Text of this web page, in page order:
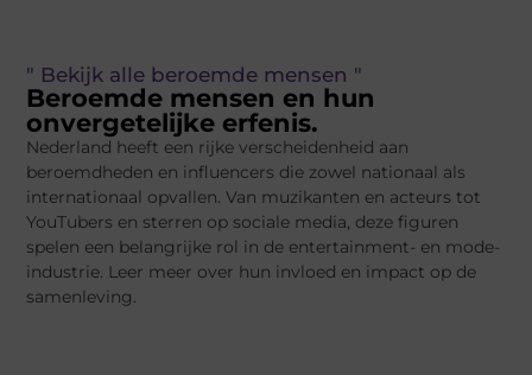
" Bekijk alle beroemde mensen "
Beroemde mensen en hun
onvergetelijke erfenis.
Nederland heeft een rijke verscheidenheid aan
beroemdheden en influencers die zowel nationaal als
internationaal opvallen. Van muzikanten en acteurs tot
YouTubers en sterren op sociale media, deze figuren
spelen een belangrijke rol in de entertainment- en mode-
industrie. Leer meer over hun invloed en impact op de
samenleving.